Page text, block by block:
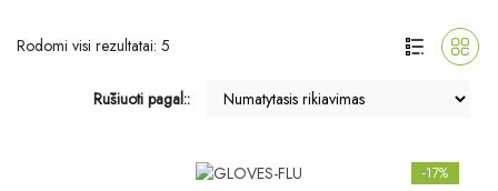
Rodomi visi rezultatai: 5
Rūšiuoti pagal::
-17%